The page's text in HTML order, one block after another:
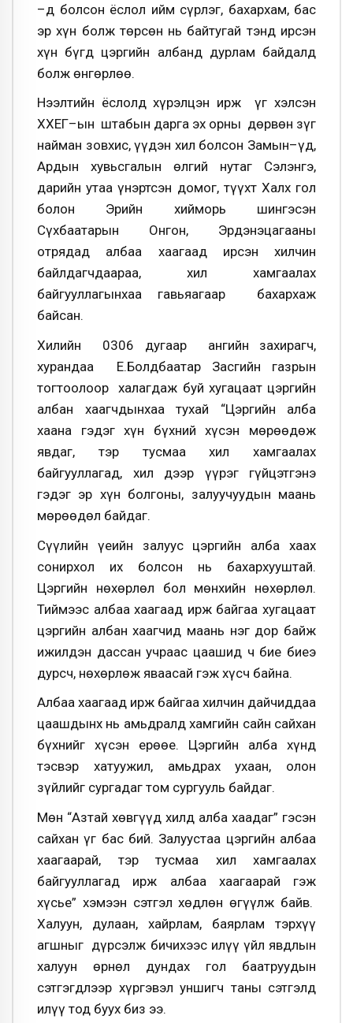
–д болсон ёслол ийм сүрлэг, бахархам, бас
эр хүн болж төрсөн нь байтугай тэнд ирсэн
хүн бүгд цэргийн албанд дурлам байдалд
болж өнгөрлөө.
Нээлтийн ёслолд хүрэлцэн ирж үг хэлсэн
ХХЕГ–ын штабын дарга эх орны дөрвөн зүг
найман зовхис, үүдэн хил болсон Замын–Үүд,
Ардын хувьсгалын өлгий нутаг Сэлэнгэ,
дарийн утаа үнэртсэн домог, түүхт Халх гол
болон Эрийн хийморь шингэсэн
Сүхбаатарын Онгон, Эрдэнэцагааны
отрядад албаа хаагаад ирсэн хилчин
байлдагчдаараа, хил хамгаалах
байгууллагынхаа гавьяагаар бахархаж
байсан.
Хилийн 0306 дугаар ангийн захирагч,
хурандаа Е.Болдбаатар Засгийн газрын
тогтоолоор халагдаж буй хугацаат цэргийн
албан хаагчдынхаа тухай “Цэргийн алба
хаана гэдэг хүн бүхний хүсэн мөрөөдөж
явдаг, тэр тусмаа хил хамгаалах
байгууллагад, хил дээр үүрэг гүйцэтгэнэ
гэдэг эр хүн болгоны, залуучуудын маань
мөрөөдөл байдаг.
Сүүлийн үеийн залуус цэргийн алба хаах
сонирхол их болсон нь бахархууштай.
Цэргийн нөхөрлөл бол мөнхийн нөхөрлөл.
Тиймээс албаа хаагаад ирж байгаа хугацаат
цэргийн албан хаагчид маань нэг дор байж
ижилдэн дассан учраас цаашид ч бие биеэ
дурсч, нөхөрлөж яваасай гэж хүсч байна.
Албаа хаагаад ирж байгаа хилчин дайчиддаа
цаашдынх нь амьдралд хамгийн сайн сайхан
бүхнийг хүсэн ерөөе. Цэргийн алба хүнд
тэсвэр хатуужил, амьдрах ухаан, олон
зүйлийг сургадаг том сургууль байдаг.
Мөн “Азтай хөвгүүд хилд алба хаадаг” гэсэн
сайхан үг бас бий. Залуустаа цэргийн албаа
хаагаарай, тэр тусмаа хил хамгаалах
байгууллагад ирж албаа хаагаарай гэж
хүсье” хэмээн сэтгэл хөдлөн өгүүлж байв.
Халуун, дулаан, хайрлам, баярлам тэрхүү
агшныг дүрсэлж бичихээс илүү үйл явдлын
халуун өрнөл дундах гол баатруудын
сэтгэгдлээр хүргэвэл уншигч таны сэтгэлд
илүү тод буух биз ээ.